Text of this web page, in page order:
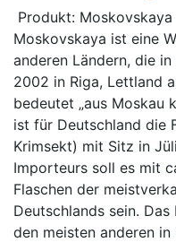
Produkt:
Moskovskaya ist eine
anderen Ländern, die
2002 in Riga, Lettland
bedeutet „aus Moskau
ist für Deutschland die
Krimsekt) mit Sitz in
Importeurs soll es mit
Flaschen der
Deutschlands sein.
den meisten anderen